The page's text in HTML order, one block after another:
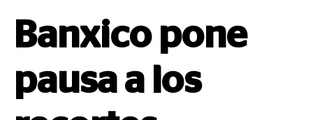
Banxico pone
pausa a los